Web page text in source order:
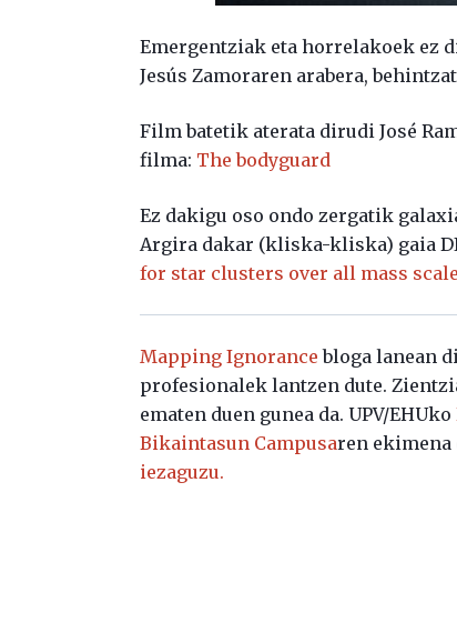
Emergentziak eta horrelakoek ez
Jesús Zamoraren arabera,
Film batetik aterata dirudi José
filma: The bodyguard
Ez dakigu oso ondo zergatik
Argira dakar (kliska-kliska) gaia
for star clusters over all mass
Mapping Ignorance bloga lanean
profesionalek lantzen dute.
ematen duen gunea da. UPV/EHUko
Bikaintasun Campusaren ekimena
iezaguzu.